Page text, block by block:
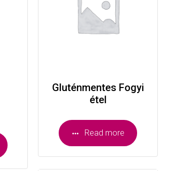
Gluténmentes Fogyi
étel
Read more